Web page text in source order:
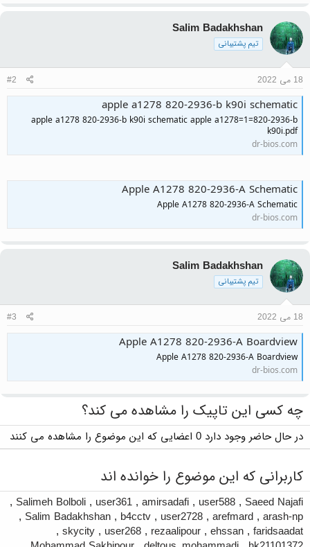
Salim Badakhshan
تیم پشتیبانی
18 می 2022 #2
apple a1278 820-2936-b k90i schematic
apple a1278 820-2936-b k90i schematic apple a1278=1=820-2936-b
k90i.pdf
dr-bios.com
Apple A1278 820-2936-A Schematic
Apple A1278 820-2936-A Schematic
dr-bios.com
Salim Badakhshan
تیم پشتیبانی
18 می 2022 #3
Apple A1278 820-2936-A Boardview
Apple A1278 820-2936-A Boardview
dr-bios.com
چه کسی این تاپیک را مشاهده می کند؟
در حال حاضر وجود دارد 0 اعضایی که این موضوع را مشاهده می کنند
کاربرانی که این موضوع را خوانده اند
Saeed Najafi
,
user588
,
amirsadafi
,
user361
,
Salimeh Bolboli
,
arash-np
,
arefmard
,
user2728
,
b4cctv
,
Salim Badakhshan
,
faridsaadat
,
ehssan
,
rezaalipour
,
user268
,
skycity
,